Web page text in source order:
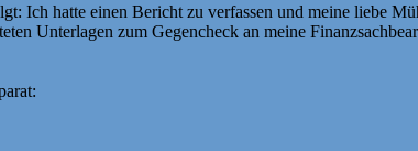
Ich hatte einen Bericht zu verfassen und meine liebe
Unterlagen zum Gegencheck an meine